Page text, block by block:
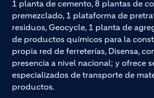
1 planta de cemento, 8 plantas de
premezclado, 1 plataforma de
residuos, Geocycle, 1 planta de
de productos químicos para la
propia red de ferreterías, Disensa,
presencia a nivel nacional; y ofrece
especializados de transporte de
productos.